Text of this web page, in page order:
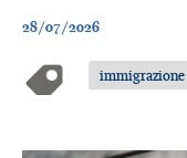
28/07/2026
immigrazione